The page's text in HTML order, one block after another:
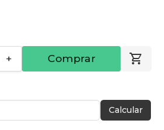
+ Comprar
Calcular